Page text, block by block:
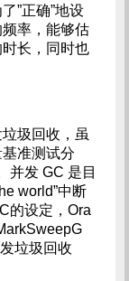
”正确”地设
率，能够估
长，同时也
圾回收，虽
准测试分
并发 GC 是目
world”中断
的设定，Ora
垃圾回收